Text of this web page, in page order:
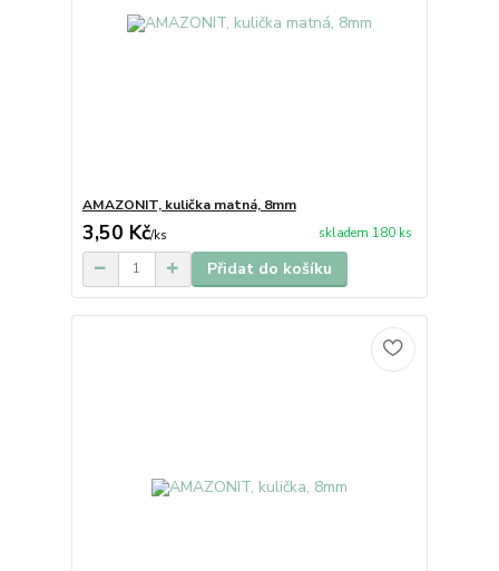
AMAZONIT, kulička matná, 8mm
3,50 Kč/ks skladem 180 ks
Přidat do košíku